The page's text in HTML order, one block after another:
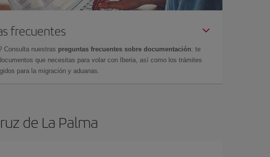
frecuentes
Consulta nuestras preguntas frecuentes sobre documentación: te
que necesitas para volar con Iberia, así como los trámites
para la migración y aduanas.
de La Palma